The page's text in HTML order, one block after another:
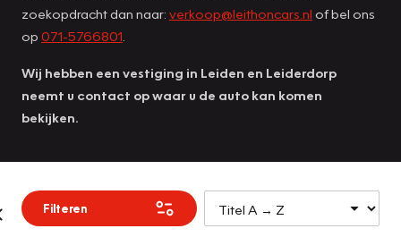
zoekopdracht dan naar: verkoop@leithoncars.nl of bel ons
op 071-5766801
Wij hebben een vestiging in Leiden en Leiderdorp
neemt u contact op waar u de auto kan komen
bekijken.
Filteren